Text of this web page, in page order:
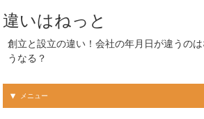
違いはねっと
創立と設立の違い！会社の年月日が違うの
うなる？
メニュー